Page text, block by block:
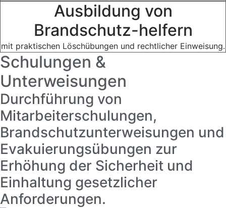
Ausbildung von
Brandschutz-helfern
mit praktischen Löschübungen und rechtlicher Einweisung.
Schulungen &
Unterweisungen
Durchführung von
Mitarbeiterschulungen,
Brandschutzunterweisungen und
Evakuierungsübungen zur
Erhöhung der Sicherheit und
Einhaltung gesetzlicher
Anforderungen.